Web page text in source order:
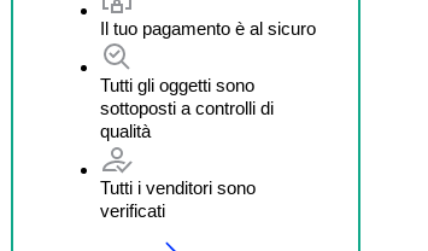
Il tuo pagamento è al sicuro
Tutti gli oggetti sono
sottoposti a controlli di
qualità
Tutti i venditori sono
verificati